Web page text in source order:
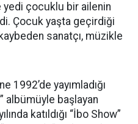
yedi çocuklu bir ailenin
Çocuk yaşta geçirdiği
sanatçı, müzikle
1992’de yayımladığı
albümüyle başlayan
katıldığı “İbo Show”